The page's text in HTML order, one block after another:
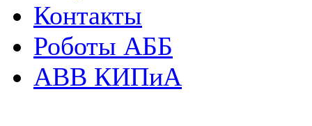
Контакты
Роботы АББ
ABB КИПиА